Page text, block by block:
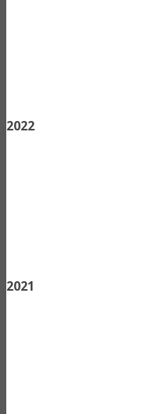
2022
2021